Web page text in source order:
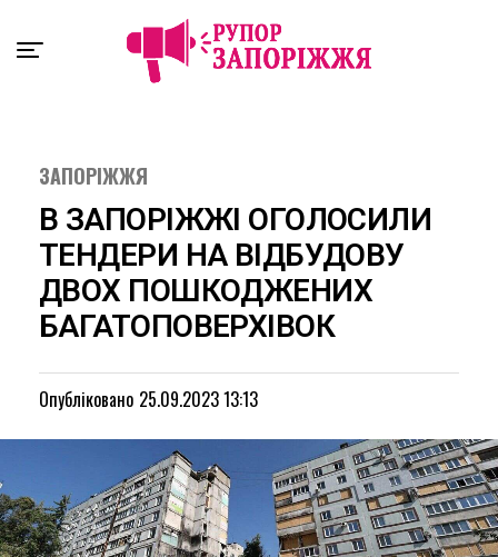
ЗАПОРІЖЖЯ
В ЗАПОРІЖЖІ ОГОЛОСИЛИ
ТЕНДЕРИ НА ВІДБУДОВУ
ДВОХ ПОШКОДЖЕНИХ
БАГАТОПОВЕРХІВОК
Опубліковано 25.09.2023 13:13
Exit mobile version